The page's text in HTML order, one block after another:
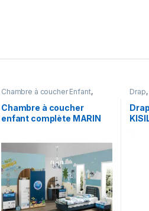
Chambre à coucher Enfant,
Décoration, Mobilier de maison
Chambre à coucher
enfant complète MARIN
Drap,